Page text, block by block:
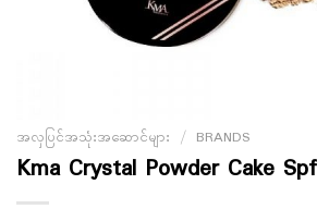
အလှပြင်အသုံးအဆောင်များ / BRANDS
Kma Crystal Powder Cake